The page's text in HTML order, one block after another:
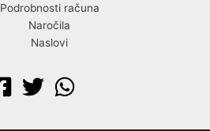
Podrobnosti računa
Naročila
Naslovi